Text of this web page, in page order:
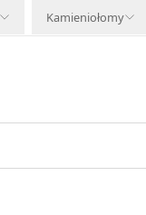
Kamieniołomy